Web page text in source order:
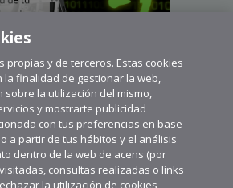
propias y de terceros. Estas cookies
la finalidad de gestionar la web,
sobre la utilización del mismo,
y mostrarte publicidad
con tus preferencias en base
a partir de tus hábitos y el análisis
dentro de la web de acens (por
consultas realizadas o links
la utilización de cookies